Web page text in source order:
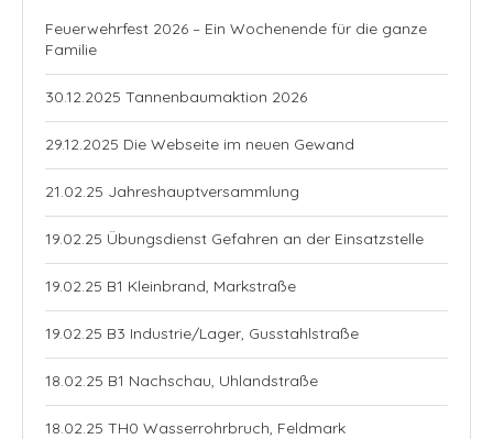
Feuerwehrfest 2026 – Ein Wochenende für die ganze
Familie
30.12.2025 Tannenbaumaktion 2026
29.12.2025 Die Webseite im neuen Gewand
21.02.25 Jahreshauptversammlung
19.02.25 Übungsdienst Gefahren an der Einsatzstelle
19.02.25 B1 Kleinbrand, Markstraße
19.02.25 B3 Industrie/Lager, Gusstahlstraße
18.02.25 B1 Nachschau, Uhlandstraße
18.02.25 TH0 Wasserrohrbruch, Feldmark